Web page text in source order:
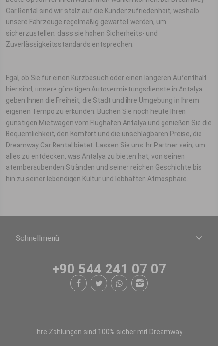
Car Rental sind wir stolz auf die Kundenzufriedenheit, weshalb
unsere Fahrzeuge regelmäßig gewartet werden, um
sicherzustellen, dass sie hohen Sicherheits- und
Zuverlässigkeitsstandards entsprechen.
Egal, ob Sie für einen Kurzbesuch oder einen längeren Aufenthalt
hier sind, unsere günstigen Autovermietungsdienste in Antalya
geben Ihnen die Freiheit, die Stadt und ihre Umgebung in Ihrem
eigenen Tempo zu erkunden. Buchen Sie noch heute Ihren
günstigen Mietwagen vom Flughafen Antalya und genießen Sie die
Bequemlichkeit, den Komfort und die unschlagbaren Preise, die
Dreamway Car Rental bietet. Lassen Sie uns Ihr Partner sein, um
alles zu entdecken, was Antalya zu bieten hat, von seinen
atemberaubenden Stränden und seiner reichen Geschichte bis
hin zu seiner lebendigen Kultur und lebhaften Atmosphäre.
Schnellmenü
+90 544 241 07 07
Ihre Zahlungen sind 100% sicher mit Dreamway